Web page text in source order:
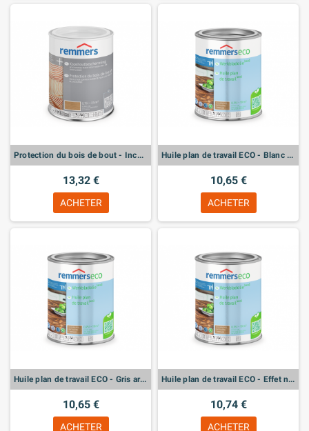
Protection du bois de bout - Incolore - 0,75L
13,32 €
ACHETER
Huile plan de travail ECO - Blanc intense - 0,375L
10,65 €
ACHETER
Huile plan de travail ECO - Gris argent - 0,375L
10,65 €
ACHETER
Huile plan de travail ECO - Effet naturel - 0,375L
10,74 €
ACHETER